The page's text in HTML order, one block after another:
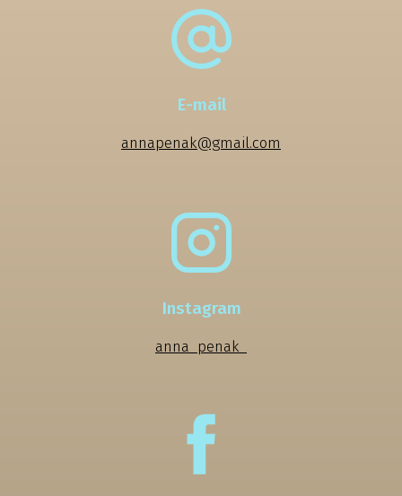
E-mail
annapenak@gmail.com
Instagram
anna_penak_